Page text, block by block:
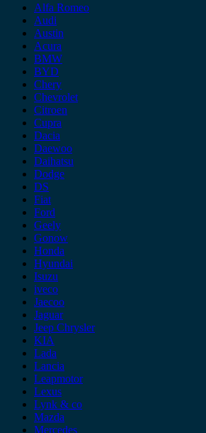
Alfa Romeo
Audi
Austin
Acura
BMW
BYD
Chery
Chevrolet
Citroen
Cupra
Dacia
Daewoo
Daihatsu
Dodge
DS
Fiat
Ford
Geely
Gonow
Honda
Hyundai
Isuzu
iveco
Jaecoo
Jaguar
Jeep Chrysler
KIA
Lada
Lancia
Leapmotor
Lexus
Lynk & co
Mazda
Mercedes